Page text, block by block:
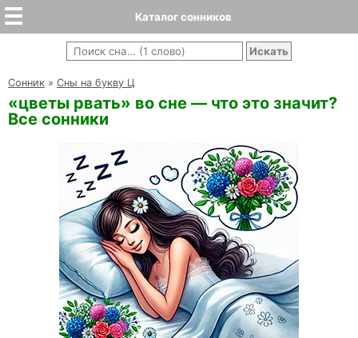
Каталог сонников
Cонник » Сны на букву Ц
«цветы рвать» во сне — что это значит?
Все сонники